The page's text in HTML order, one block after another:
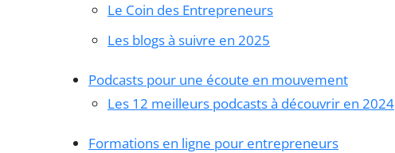
Le Coin des Entrepreneurs
Les blogs à suivre en 2025
Podcasts pour une écoute en mouvement
Les 12 meilleurs podcasts à découvrir en 2024
Formations en ligne pour entrepreneurs